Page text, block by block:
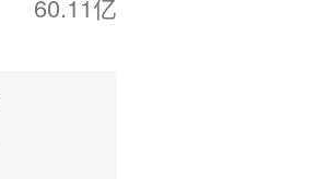
60.11亿